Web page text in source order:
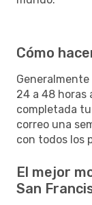
Cómo
24 a 48 horas
completada
correo una
con todos los
El mejor
San